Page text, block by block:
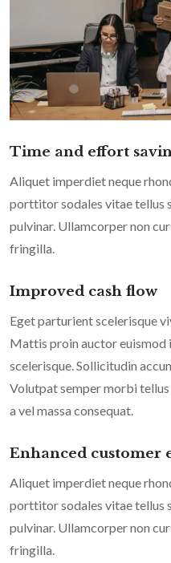
Time and effort
Aliquet imperdiet neque
porttitor sodales vitae tellus
pulvinar. Ullamcorper non
fringilla.
Improved cash flow
Eget parturient scelerisque
Mattis proin auctor euismod
scelerisque. Sollicitudin
Volutpat semper morbi
a vel massa consequat.
Enhanced customer
Aliquet imperdiet neque
porttitor sodales vitae tellus
pulvinar. Ullamcorper non
fringilla.